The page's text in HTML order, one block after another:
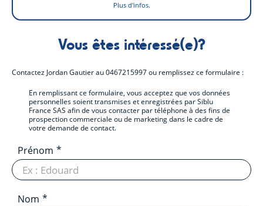
Plus d'infos.
Vous êtes intéressé(e)?
Contactez Jordan Gautierau0467215997ou remplissez ce formulaire :
En remplissant ce formulaire, vous acceptez que vos données
personnelles soient transmises et enregistrées par Siblu
France SAS afin de vous contacter par téléphone à des fins de
prospection commerciale ou de marketing dans le cadre de
votre demande de contact.
Prénom
Nom